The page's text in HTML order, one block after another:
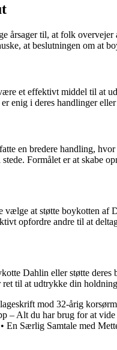
årsager til, at folk
at beslutningen om at
et effektivt middel til at
enig i deres handlinger
en bredere handling,
Formålet er at skabe
vælge at støtte boykotten af
opfordre andre til at
Dahlin eller støtte
til at udtrykke din
mod 32-årig
– Alt du har brug for at vide
• En Særlig Samtale med